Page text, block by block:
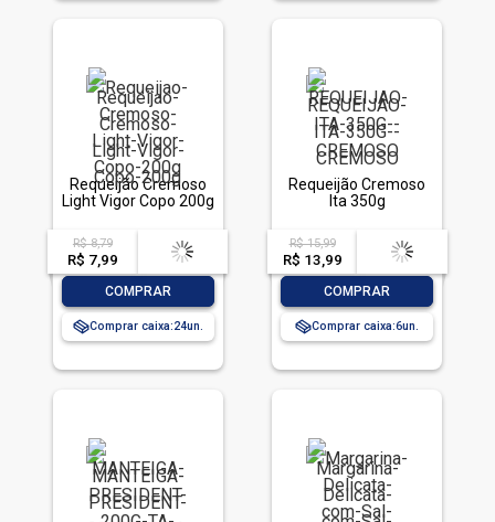
Requeijão Cremoso
Light Vigor Copo 200g
R$ 8,79
R$ 7,99
acima de
-- --,--un.
COMPRAR
Comprar caixa:24
Requeijão Cremoso
Ita 350g
R$ 15,99
R$ 13,99
acima de
-- --,--un.
COMPRAR
Comprar caixa:6